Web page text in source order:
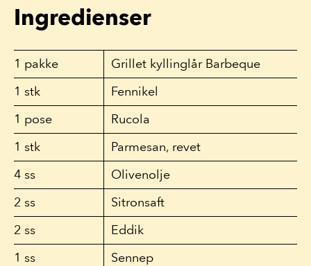
Ingredienser
1 pakke
Grillet kyllinglår Barbeque
1 stk
Fennikel
1 pose
Rucola
1 stk
Parmesan, revet
4 ss
Olivenolje
2 ss
Sitronsaft
2 ss
Eddik
1 ss Sennep